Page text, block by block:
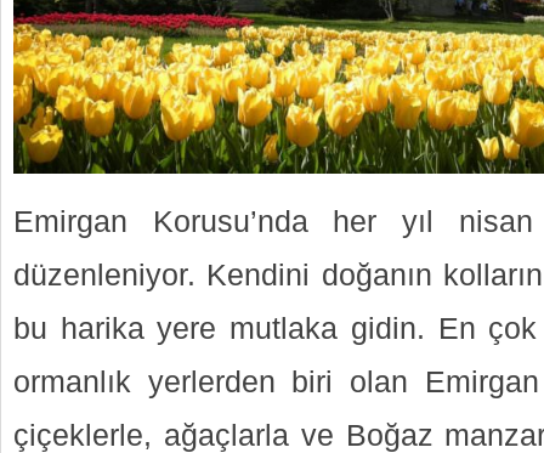
Emirgan Korusu’nda her yıl
düzenleniyor. Kendini doğanın
bu harika yere mutlaka gidin. En
ormanlık yerlerden biri olan
çiçeklerle, ağaçlarla ve Boğaz